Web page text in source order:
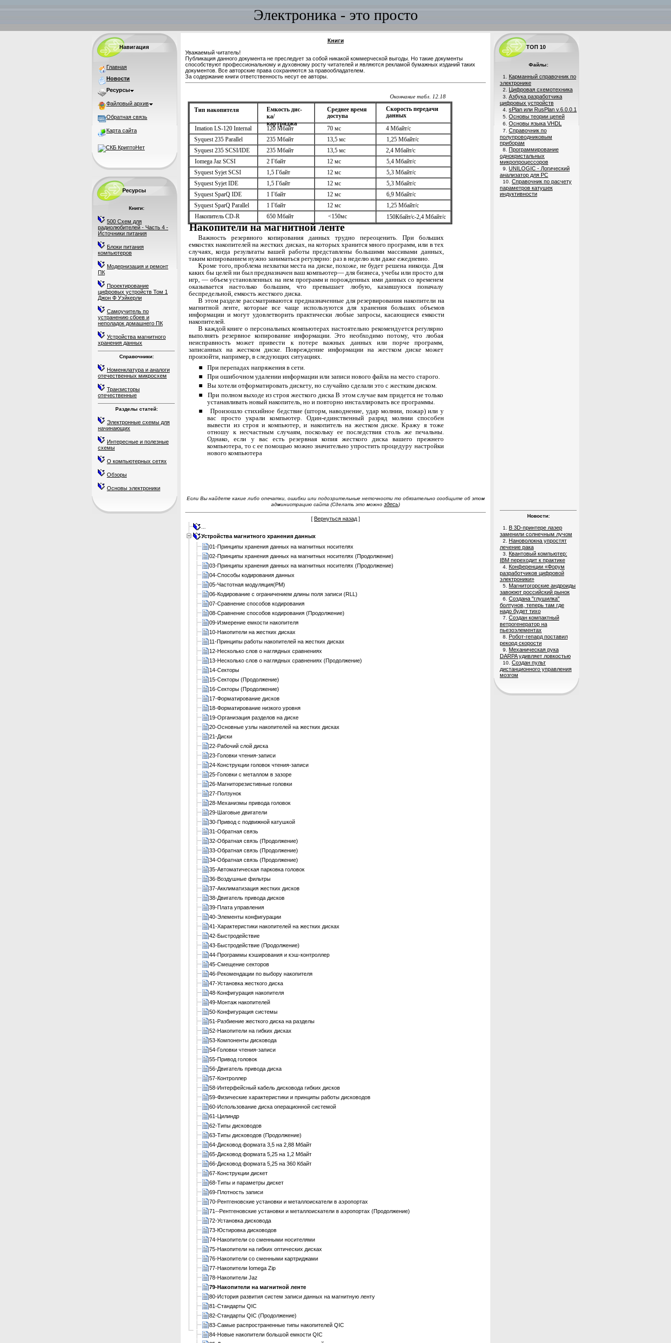
Электроника - это просто
Навигация
Главная
Новости
Ресурсы
Файловый архив
Обратная связь
Карта сайта
Ресурсы
Книги:
500 Схем для
радиолюбителей - Часть 4 -
Источники питания
Блоки питания
компьютеров
Модернизация и ремонт
ПК
Проектирование
цифровых устройств Том 1
Джон Ф Уэйкерли
Самоучитель по
устранению сбоев и
неполадок домашнего ПК
Устройства магнитного
хранения данных
Справочники:
Номенклатура и аналоги
отечественных микросхем
Транзисторы
отечественные
Разделы статей:
Электронные схемы для
начинающих
Интересные и полезные
схемы
О компьютерных сетях
Обзоры
Основы электроники
Книги
Уважаемый читатель!
Публикация данного документа не преследует за собой никакой коммерческой выгоды. Но такие документы
способствуют профессиональному и духовному росту читателей и являются рекламой бумажных изданий таких
документов. Все авторские права сохраняются за правообладателем.
За содержание книги ответственность несут ее авторы.
Окончание табл. 12.18
Тип накопителя
Емкость дис­
ка/
картриджа
Среднее время
доступа
Скорость передачи
данных
Imation LS-120 Internal
120 Мбайт 70 мс
4 Мбайт/с
Syquest 235 Parallel
235 Мбайт 13,5 мс
1,25 Мбайт/с
Syquest 235 SCSI/IDE
235 Мбайт 13,5 мс
2,4 Мбайт/с
Iomega Jaz SCSI
2 Гбайт 12 мс
5,4 Мбайт/с
Syquest Syjet SCSI
1,5 Гбайт 12 мс
5,3 Мбайт/с
Syquest Syjet IDE
1,5 Гбайт 12 мс
5,3 Мбайт/с
Syquest SparQ IDE
1 Гбайт 12 мс
6,9 Мбайт/с
Syquest SparQ Parallel
1 Гбайт 12 мс
1,25 Мбайт/с
Накопитель CD-R
650 Мбайт <150мс 150Кбайт/с-2,4 Мбайт/с
Накопители на магнитной ленте
Важность резервного копирования данных трудно переоценить. При больших
емкостях накопителей на жестких дисках, на которых хранится много программ, или в тех
случаях, ко­гда результаты вашей работы представлены большими массивами данных,
таким копирова­нием нужно заниматься регулярно: раз в неделю или даже ежедневно.
Кроме того, проблема нехватки места на диске, похоже, не будет решена никогда. Для
ка­ких бы целей ни был предназначен ваш компьютер— для бизнеса, учебы или просто для
игр, — объем установленных на нем программ и порожденных ими данных со временем
ока­зывается настолько большим, что превышает любую, казавшуюся поначалу
беспредельной, емкость жесткого диска.
В этом разделе рассматриваются предназначенные для резервирования накопители на
магнитной ленте, которые все чаще используются для хранения больших объемов
информа­ции и могут удовлетворить практически любые запросы, касающиеся емкости
накопителей.
В каждой книге о персональных компьютерах настоятельно рекомендуется регулярно
вы­полнять резервное копирование информации. Это необходимо потому, что любая
неисправ­ность может привести к потере важных данных или порче программ,
записанных на жестком диске. Повреждение информации на жестком диске может
произойти, например, в следую­щих ситуациях.
■ При перепадах напряжения в сети.
■ При ошибочном удалении информации или записи нового файла на место старого.
■ Вы хотели отформатировать дискету, но случайно сделали это с жестким диском.
■ При полном выходе из строя жесткого диска В этом случае вам придется не только
устанавливать новый накопитель, но и повторно инсталлировать все программы.
■ Произошло стихийное бедствие (шторм, наводнение, удар молнии, пожар) или у
вас просто украли компьютер. Один-единственный разряд молнии способен
вывести из строя и компьютер, и накопитель на жестком диске. Кражу я тоже
отношу к несчаст­ным случаям, поскольку ее последствия столь же печальны.
Однако, если у вас есть резервная копия жесткого диска вашего прежнего
компьютера, то с ее помощью мож­но значительно упростить процедуру настройки
нового компьютера
Если Вы найдете какие либо опечатки, ошибки или подозрительные неточности то обязательно сообщите об этом
администрацию сайта (Сделать это можно здесь)
[ Вернуться назад ]
Устройства магнитного хранения данных
01-Принципы хранения данных на магнитных носителях
02-Принципы хранения данных на магнитных носителях (Продолжение)
03-Принципы хранения данных на магнитных носителях (Продолжение)
04-Способы кодирования данных
05-Частотная модуляция(РМ)
06-Кодирование с ограничением длины поля записи (RLL)
07-Сравнение способов кодирования
08-Сравнение способов кодирования (Продолжение)
09-Измерение емкости накопителя
10-Накопители на жестких дисках
11-Принципы работы накопителей на жестких дисках
12-Несколько слов о наглядных сравнениях
13-Несколько слов о наглядных сравнениях (Продолжение)
14-Секторы
15-Секторы (Продолжение)
16-Секторы (Продолжение)
17-Форматирование дисков
18-Форматирование низкого уровня
19-Организация разделов на диске
20-Основные узлы накопителей на жестких дисках
21-Диски
22-Рабочий слой диска
23-Головки чтения-записи
24-Конструкции головок чтения-записи
25-Головки с металлом в зазоре
26-Магниторезистивные головки
27-Ползунок
28-Механизмы привода головок
29-Шаговые двигатели
30-Привод с подвижной катушкой
31-Обратная связь
32-Обратная связь (Продолжение)
33-Обратная связь (Продолжение)
34-Обратная связь (Продолжение)
35-Автоматическая парковка головок
36-Воздушные фильтры
37-Акклиматизация жестких дисков
38-Двигатель привода дисков
39-Плата управления
40-Элементы конфигурации
41-Характеристики накопителей на жестких дисках
42-Быстродействие
43-Быстродействие (Продолжение)
44-Программы кэширования и кэш-контроллер
45-Смещение секторов
46-Рекомендации по выбору накопителя
47-Установка жесткого диска
48-Конфигурация накопителя
49-Монтаж накопителей
50-Конфигурация системы
51-Разбиение жесткого диска на разделы
52-Накопители на гибких дисках
53-Компоненты дисковода
54-Головки чтения-записи
55-Привод головок
56-Двигатель привода диска
57-Контроллер
58-Интерфейсный кабель дисковода гибких дисков
59-Физические характеристики и принципы работы дисководов
60-Использование диска операционной системой
61-Цилиндр
62-Типы дисководов
63-Типы дисководов (Продолжение)
64-Дисковод формата 3,5 на 2,88 Мбайт
65-Дисковод формата 5,25 на 1,2 Мбайт
66-Дисковод формата 5,25 на 360 Кбайт
67-Конструкции дискет
68-Типы и параметры дискет
69-Плотность записи
70-Рентгеновские установки и металлоискатели в аэропортах
71--Рентгеновские установки и металлоискатели в аэропортах (Продолжение)
72-Установка дисковода
73-Юстировка дисководов
74-Накопители со сменными носителями
75-Накопители на гибких оптических дисках
76-Накопители со сменными картриджами
77-Накопители Iomega Zip
78-Накопители Jaz
79-Накопители на магнитной ленте
80-История развития систем записи данных на магнитную ленту
81-Стандарты QIC
82-Стандарты QIC (Продолжение)
83-Самые распространенные типы накопителей QIC
84-Новые накопители большой емкости QIC
ТОП 10
Файлы:
1. Карманный справочник по
электронике
2. Цифровая схемотехника
3. Азбука разработчика
цифровых устройств
4. sPlan или RusPlan v.6.0.0.1
5. Основы теории цепей
6. Основы языка VHDL
7. Справочник по
полупроводниковым
приборам
8. Программирование
однокристальных
микропроцессоров
9. UNILOGIC - Логический
анализатор для PC
10. Справочник по расчету
параметров катушек
индуктивности
Новости:
1. В 3D-принтере лазер
заменили солнечным лучом
2. Нановолокна упростят
лечение рака
3. Квантовый компьютер:
IBM переходит к практике
4. Конференции «Форум
разработчиков цифровой
электроники»
5. Магнитогорские андроиды
завоюют российский рынок
6. Создана "глушилка"
болтунов, теперь там где
надо будет тихо
7. Создан компактный
ветрогенератор на
пьезоэлементах
8. Робот-гепард поставил
рекорд скорости
9. Механическая рука
DARPA удивляет ловкостью
10. Создан пульт
дистанционного управления
мозгом